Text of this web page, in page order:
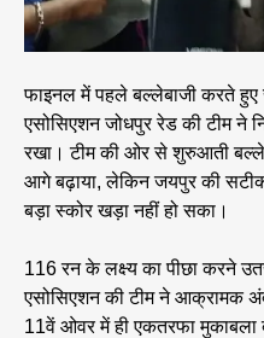
फाइनल में पहले बल्लेबाजी करते हुए
एसोसिएशन जोधपुर रेड की टीम ने
रखा। टीम की ओर से शुरुआती
आगे बढ़ाया, लेकिन जयपुर की
बड़ा स्कोर खड़ा नहीं हो सका।
116 रन के लक्ष्य का पीछा करने
एसोसिएशन की टीम ने आक्रामक
11वें ओवर में ही एकतरफा